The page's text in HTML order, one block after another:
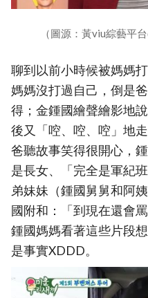
（圖源：黃viu綜藝平
聊到以前小時候被媽媽
媽媽沒打過自己，倒是
得；金鍾國繪聲繪影地
後又「啌、啌、啌」地
爸聽故事笑得很開心，
是長女、「完全是軍紀
弟妹妹（鍾國舅舅和阿
國附和：「到現在還會
鍾國媽媽看著這些片段
是事實XDDD。